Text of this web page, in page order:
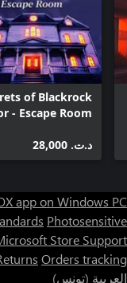
of Blackrock
- Escape Room
د.ت.‏ 28,000
app on Windows PC
Photosensitive
Store Support
Orders tracking
العربية (تونس)